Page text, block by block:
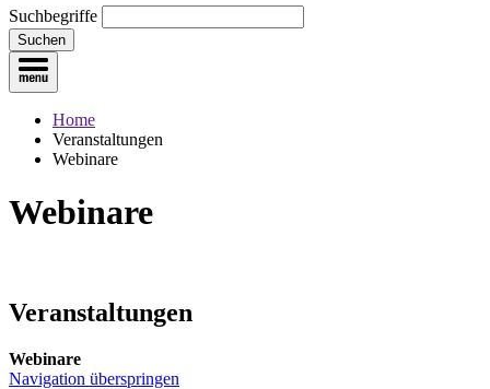
Suchbegriffe
Suchen
Home
Veranstaltungen
Webinare
Webinare
Veranstaltungen
Webinare
Navigation überspringen